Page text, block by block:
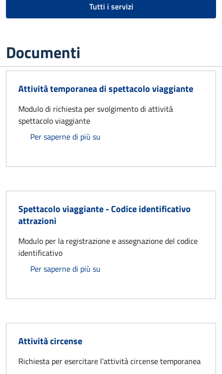
Tutti i servizi
Documenti
Attività temporanea di spettacolo viaggiante
Modulo di richiesta per svolgimento di attività
spettacolo viaggiante
Per saperne di più su
Spettacolo viaggiante - Codice identificativo
attrazioni
Modulo per la registrazione e assegnazione del codice
identificativo
Per saperne di più su
Attività circense
Richiesta per esercitare l'attività circense temporanea